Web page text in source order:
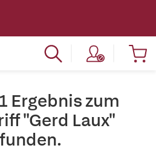
Ergebnis zum
"Gerd Laux"